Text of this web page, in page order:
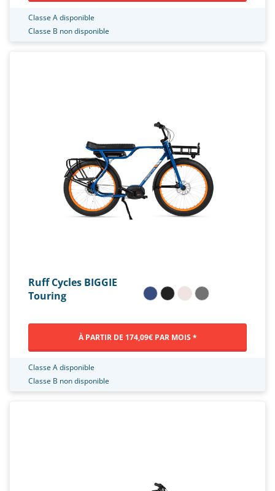
Classe A disponible
Classe B non disponible
Ruff Cycles BIGGIE
Touring
À PARTIR DE 174,09€ PAR MOIS *
Classe A disponible
Classe B non disponible